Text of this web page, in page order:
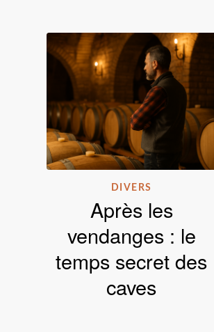
DIVERS
Après les
vendanges : le
temps secret des
caves